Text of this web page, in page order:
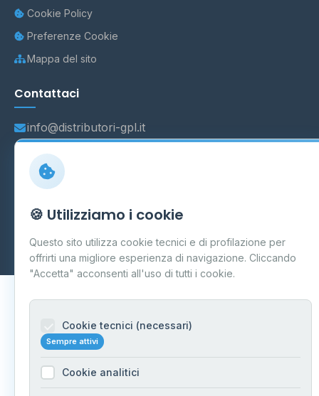
Cookie Policy
Preferenze Cookie
Mappa del sito
Contattaci
info@distributori-gpl.it
Carpi P.IVA 03859300364
Dati forniti daMinistero delle Imprese e del Made in Italy
Aggiornamento quotidiano
🍪 Utilizziamo i cookie
Questo sito utilizza cookie tecnici e di profilazione per
offrirti una migliore esperienza di navigazione. Cliccando
"Accetta" acconsenti all'uso di tutti i cookie.
Cookie tecnici (necessari)
Sempre attivi
Cookie analitici